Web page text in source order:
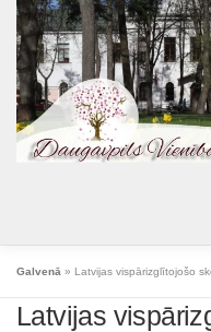
Skip
content
AKTUALITĀTES
VECĀKIEM
Galvenā » Latvijas vispārizglītojošo
Latvijas